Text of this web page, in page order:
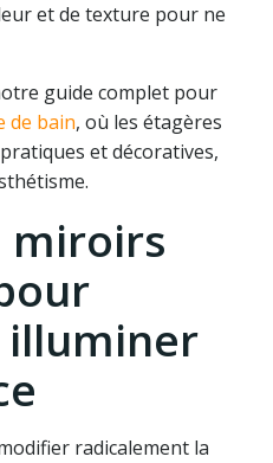
et de texture pour ne
guide complet pour
de bain, où les étagères
et décoratives,
miroirs
radicalement la